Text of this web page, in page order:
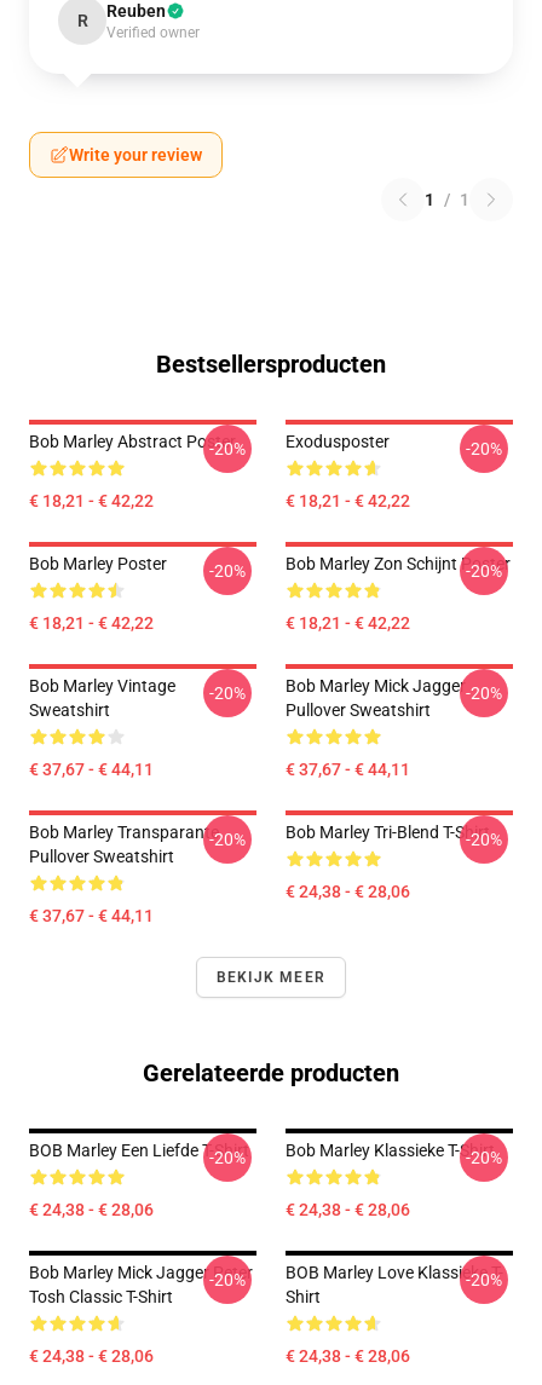
R Reuben
Verified owner
Write your review
1 / 1
Bestsellersproducten
Bob Marley Abstract Poster
€ 18,21 - € 42,22
-20% Exodusposter
€ 18,21 - € 42,22
-20%
Bob Marley Poster
€ 18,21 - € 42,22
-20% Bob Marley Zon Schijnt Poster
€ 18,21 - € 42,22
-20%
Bob Marley Vintage
Sweatshirt
€ 37,67 - € 44,11
-20%
Bob Marley Mick Jagger
Pullover Sweatshirt
€ 37,67 - € 44,11
-20%
Bob Marley Transparante
Pullover Sweatshirt
€ 37,67 - € 44,11
-20% Bob Marley Tri-Blend T-Shirt
€ 24,38 - € 28,06
-20%
BEKIJK MEER
Gerelateerde producten
BOB Marley Een Liefde T-Shirt
€ 24,38 - € 28,06
-20% Bob Marley Klassieke T-Shirt
€ 24,38 - € 28,06
-20%
Bob Marley Mick Jagger Peter
Tosh Classic T-Shirt
€ 24,38 - € 28,06
-20%
BOB Marley Love Klassieke T-
Shirt
€ 24,38 - € 28,06
-20%